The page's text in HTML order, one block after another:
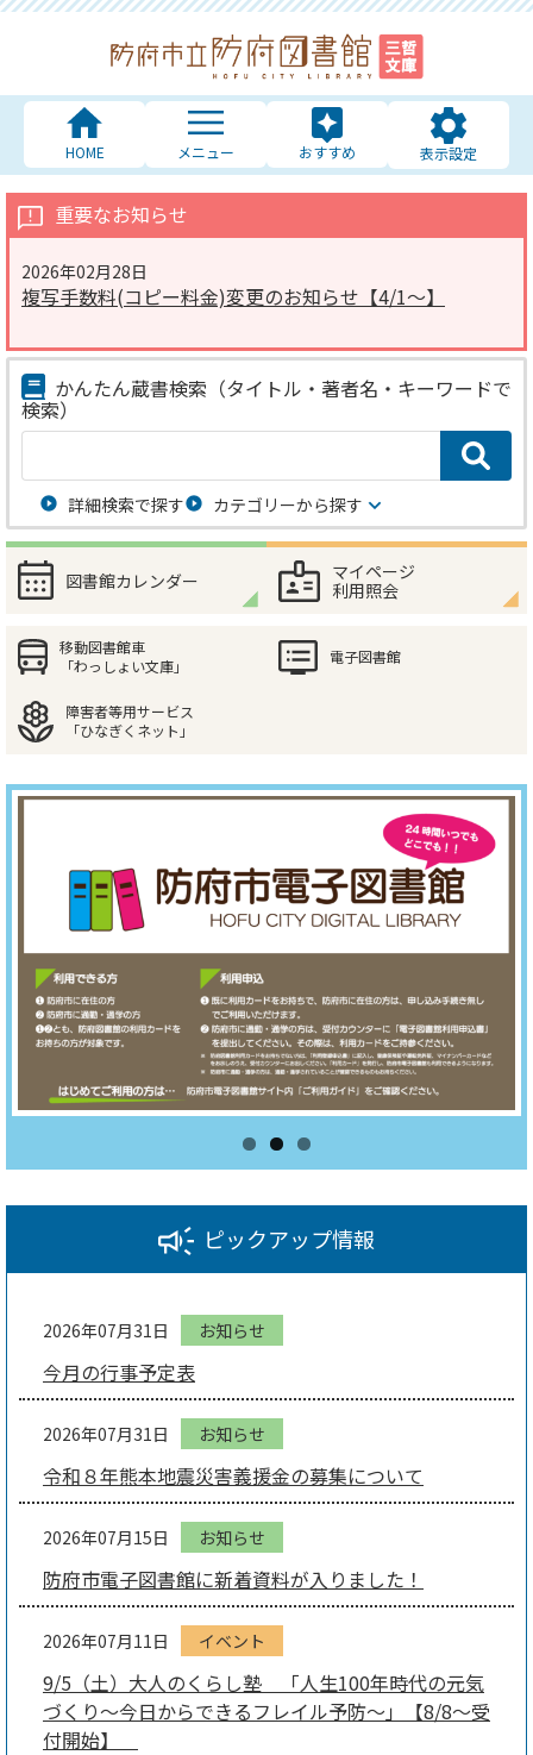
HOME メニュー おすすめ 表示設定
重要なお知らせ
2026年02月28日
複写手数料(コピー料金)変更のお知らせ【4/1～】
かんたん蔵書検索 （タイトル・著者名・キーワードで
検索）
詳細検索で探す カテゴリーから探す
図書館カレンダー
マイページ
利用照会
移動図書館車
「わっしょい文庫」
電子図書館
障害者等用サービス
「ひなぎくネット」
ピックアップ情報
2026年07月31日 お知らせ
今月の行事予定表
2026年07月31日 お知らせ
令和８年熊本地震災害義援金の募集について
2026年07月15日 お知らせ
防府市電子図書館に新着資料が入りました！
2026年07月11日 イベント
9/5（土）大人のくらし塾 「人生100年時代の元気
づくり～今日からできるフレイル予防～」【8/8～受
付開始】